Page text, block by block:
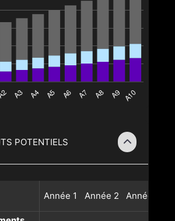
POTENTIELS
Année 1 Année 2 Année